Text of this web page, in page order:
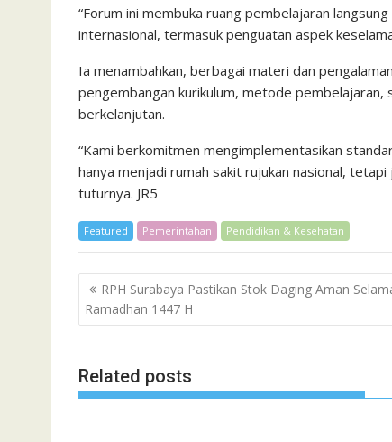
“Forum ini membuka ruang pembelajaran
internasional, termasuk penguatan aspek
Ia menambahkan, berbagai materi dan
pengembangan kurikulum, metode
berkelanjutan.
“Kami berkomitmen mengimplementasikan
hanya menjadi rumah sakit rujukan nasional,
tuturnya. JR5
Featured Pemerintahan Pendidikan & Kesehatan
Post
navigation
RPH Surabaya Pastikan Stok Daging Aman
Ramadhan 1447 H
Related posts